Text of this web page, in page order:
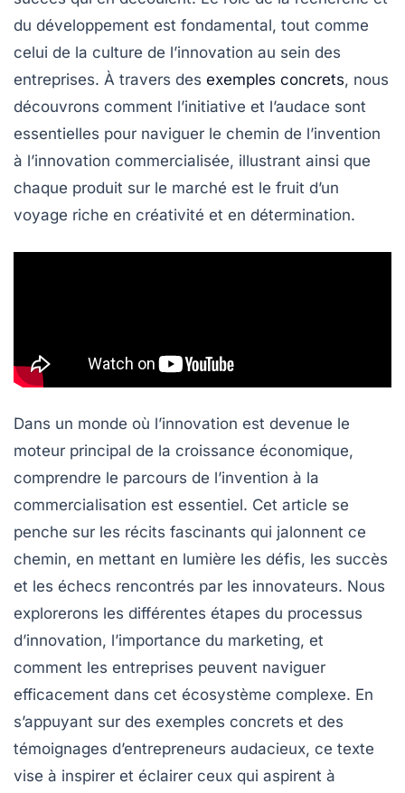
du développement est fondamental, tout comme
celui de la culture de l’innovation au sein des
entreprises. À travers des exemples concrets, nous
découvrons comment l’initiative et l’audace sont
essentielles pour naviguer le chemin de l’invention
à l’innovation commercialisée, illustrant ainsi que
chaque produit sur le marché est le fruit d’un
voyage riche en créativité et en détermination.
Dans un monde où l’innovation est devenue le
moteur principal de la croissance économique,
comprendre le parcours de l’invention à la
commercialisation est essentiel. Cet article se
penche sur les récits fascinants qui jalonnent ce
chemin, en mettant en lumière les défis, les succès
et les échecs rencontrés par les innovateurs. Nous
explorerons les différentes étapes du processus
d’innovation, l’importance du marketing, et
comment les entreprises peuvent naviguer
efficacement dans cet écosystème complexe. En
s’appuyant sur des exemples concrets et des
témoignages d’entrepreneurs audacieux, ce texte
vise à inspirer et éclairer ceux qui aspirent à